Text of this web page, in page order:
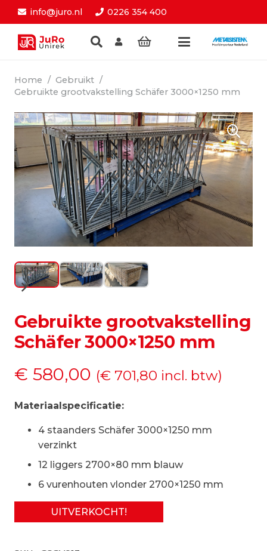
info@juro.nl 0226 354 400
Home / Gebruikt /
Gebruikte grootvakstelling Schäfer 3000×1250 mm
Gebruikte grootvakstelling
Schäfer 3000×1250 mm
€ 580,00 (€ 701,80 incl. btw)
Materiaalspecificatie:
4 staanders Schäfer 3000×1250 mm
verzinkt
12 liggers 2700×80 mm blauw
6 vurenhouten vlonder 2700×1250 mm
UITVERKOCHT!